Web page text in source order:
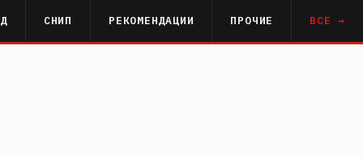
СНИП РЕКОМЕНДАЦИИ ПРОЧИЕ ВСЕ →